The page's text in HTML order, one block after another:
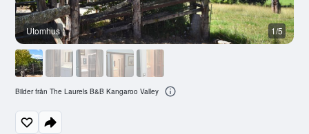
Utomhus 1/5
Bilder från The Laurels B&B Kangaroo Valley